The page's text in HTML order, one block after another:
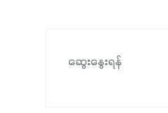
ဆွေးနွေးရန်